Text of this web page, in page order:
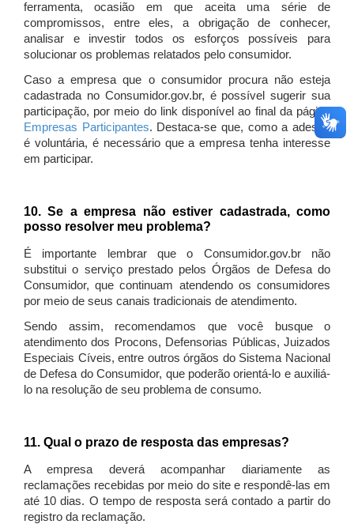
ferramenta, ocasião em que aceita uma série de
compromissos, entre eles, a obrigação de conhecer,
analisar e investir todos os esforços possíveis para
solucionar os problemas relatados pelo consumidor.
Caso a empresa que o consumidor procura não esteja
cadastrada no Consumidor.gov.br, é possível sugerir sua
participação, por meio do link disponível ao final da página
Empresas Participantes. Destaca-se que, como a adesão
é voluntária, é necessário que a empresa tenha interesse
em participar.
10. Se a empresa não estiver cadastrada, como
posso resolver meu problema?
É importante lembrar que o Consumidor.gov.br não
substitui o serviço prestado pelos Órgãos de Defesa do
Consumidor, que continuam atendendo os consumidores
por meio de seus canais tradicionais de atendimento.
Sendo assim, recomendamos que você busque o
atendimento dos Procons, Defensorias Públicas, Juizados
Especiais Cíveis, entre outros órgãos do Sistema Nacional
de Defesa do Consumidor, que poderão orientá-lo e auxiliá-
lo na resolução de seu problema de consumo.
11. Qual o prazo de resposta das empresas?
A empresa deverá acompanhar diariamente as
reclamações recebidas por meio do site e respondê-las em
até 10 dias. O tempo de resposta será contado a partir do
registro da reclamação.